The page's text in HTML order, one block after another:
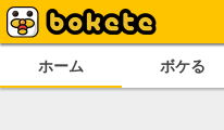
ホーム ボケる